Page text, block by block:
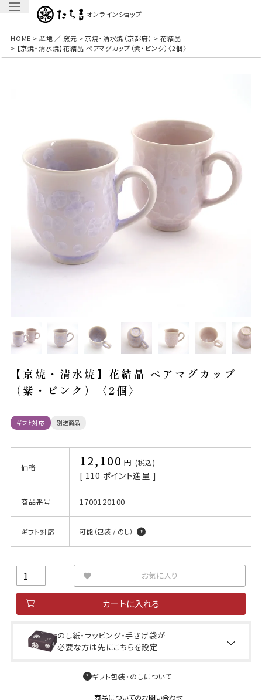
オンラインショップ
HOME 産地 ／ 窯元 京焼・清水焼（京都府）
花結晶
【京焼・清水焼】花結晶 ペアマグカップ（紫・ピンク）〈2個〉
【京焼・清水焼】花結晶 ペアマグカップ
（紫・ピンク）〈2個〉
ギフト対応 別送商品
価格 12,100 税込
[ 110 ポイント進呈 ]
商品番号 1700120100
ギフト対応 可能（包装 / のし）
お気に入り
カートに入れる
のし紙・ラッピング・手さげ袋が
必要な方は先にこちらを設定
ギフト包装・のしについて
商品についてのお問い合わせ